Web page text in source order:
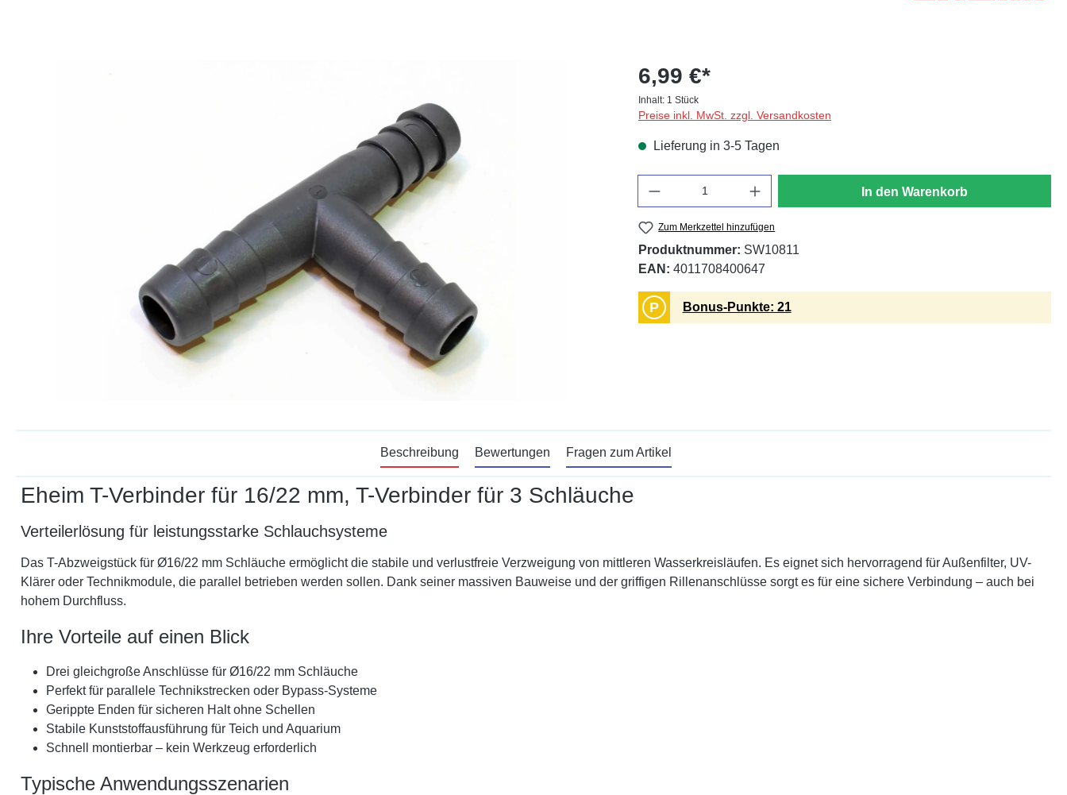
6,99 €*
Inhalt: 1 Stück
Preise inkl. MwSt. zzgl. Versandkosten
Lieferung in 3-5 Tagen
In den Warenkorb
Zum Merkzettel hinzufügen
Produktnummer: SW10811
EAN: 4011708400647
P Bonus-Punkte: 21
Beschreibung Bewertungen Fragen zum Artikel
Eheim T-Verbinder für 16/22 mm, T-Verbinder für 3 Schläuche
Verteilerlösung für leistungsstarke Schlauchsysteme
Das T-Abzweigstück für Ø16/22 mm Schläuche ermöglicht die stabile und verlustfreie Verzweigung von mittleren Wasserkreisläufen. Es eignet sich hervorragend für Außenfilter, UV-
Klärer oder Technikmodule, die parallel betrieben werden sollen. Dank seiner massiven Bauweise und der griffigen Rillenanschlüsse sorgt es für eine sichere Verbindung – auch bei
hohem Durchfluss.
Ihre Vorteile auf einen Blick
Drei gleichgroße Anschlüsse für Ø16/22 mm Schläuche
Perfekt für parallele Technikstrecken oder Bypass-Systeme
Gerippte Enden für sicheren Halt ohne Schellen
Stabile Kunststoffausführung für Teich und Aquarium
Schnell montierbar – kein Werkzeug erforderlich
Typische Anwendungsszenarien